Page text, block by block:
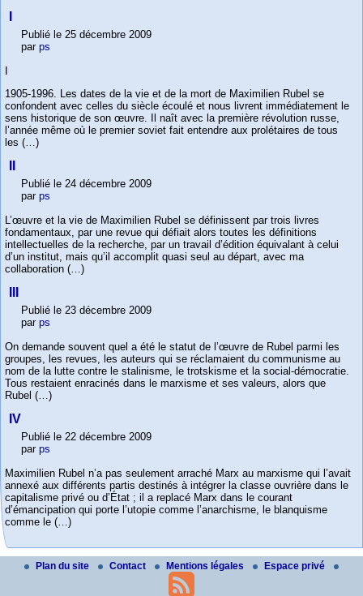
Publié le 25 décembre 2009
par ps
I
1905-1996. Les dates de la vie et de la mort de Maximilien Rubel se
confondent avec celles du siècle écoulé et nous livrent immédiatement le
sens historique de son œuvre. Il naît avec la première révolution russe,
l’année même où le premier soviet fait entendre aux prolétaires de tous
les (…)
Publié le 24 décembre 2009
par ps
L’œuvre et la vie de Maximilien Rubel se définissent par trois livres
fondamentaux, par une revue qui défiait alors toutes les définitions
intellectuelles de la recherche, par un travail d’édition équivalant à celui
d’un institut, mais qu’il accomplit quasi seul au départ, avec ma
collaboration (…)
Publié le 23 décembre 2009
par ps
On demande souvent quel a été le statut de l’œuvre de Rubel parmi les
groupes, les revues, les auteurs qui se réclamaient du communisme au
nom de la lutte contre le stalinisme, le trotskisme et la social-démocratie.
Tous restaient enracinés dans le marxisme et ses valeurs, alors que
Rubel (…)
IV
Publié le 22 décembre 2009
par ps
Maximilien Rubel n’a pas seulement arraché Marx au marxisme qui l’avait
annexé aux différents partis destinés à intégrer la classe ouvrière dans le
capitalisme privé ou d’État ; il a replacé Marx dans le courant
d’émancipation qui porte l’utopie comme l’anarchisme, le blanquisme
comme le (…)
Plan du site Contact Mentions légales Espace privé